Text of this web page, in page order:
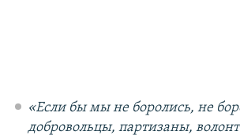
«Если бы мы не боролись, не
добровольцы, партизаны,